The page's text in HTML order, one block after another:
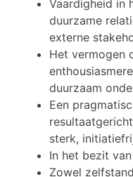
Vaardigheid in
duurzame
externe
Het vermogen
duurzaam
Een
sterk,
In het bezit
Zowel